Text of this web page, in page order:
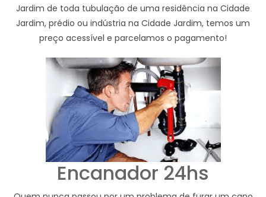
Jardim de toda tubulação de uma residência na Cidade
Jardim, prédio ou indústria na Cidade Jardim, temos um
preço acessível e parcelamos o pagamento!
Encanador 24hs